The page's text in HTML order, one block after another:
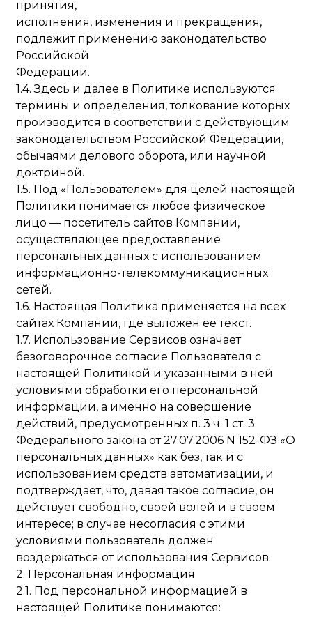
принятия,
исполнения, изменения и прекращения,
подлежит применению законодательство
Российской
Федерации.
1.4. Здесь и далее в Политике используются
термины и определения, толкование которых
производится в соответствии с действующим
законодательством Российской Федерации,
обычаями делового оборота, или научной
доктриной.
1.5. Под «Пользователем» для целей настоящей
Политики понимается любое физическое
лицо — посетитель сайтов Компании,
осуществляющее предоставление
персональных данных с использованием
информационно-телекоммуникационных
сетей.
1.6. Настоящая Политика применяется на всех
сайтах Компании, где выложен её текст.
1.7. Использование Сервисов означает
безоговорочное согласие Пользователя с
настоящей Политикой и указанными в ней
условиями обработки его персональной
информации, а именно на совершение
действий, предусмотренных п. 3 ч. 1 ст. 3
Федерального закона от 27.07.2006 N 152-ФЗ «О
персональных данных» как без, так и с
использованием средств автоматизации, и
подтверждает, что, давая такое согласие, он
действует свободно, своей волей и в своем
интересе; в случае несогласия с этими
условиями пользователь должен
воздержаться от использования Сервисов.
2. Персональная информация
2.1. Под персональной информацией в
настоящей Политике понимаются: